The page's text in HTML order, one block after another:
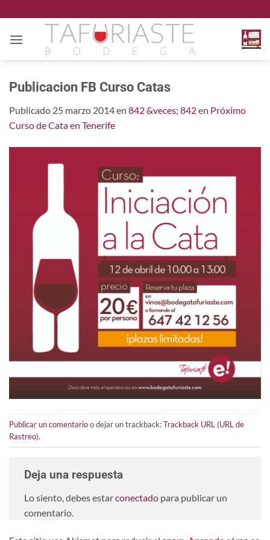
al
contenido
Publicacion FB Curso Catas
Publicado 25 marzo 2014en 842 &veces; 842en Próximo
Curso de Cata en Tenerife
Publicar un comentarioo dejar un trackback:Trackback URL (URL de
Rastreo).
Deja una respuesta
Lo siento, debes estarconectado para publicar un
comentario.